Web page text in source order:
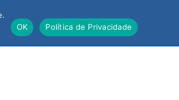
BLOG
OK Política de Privacidade